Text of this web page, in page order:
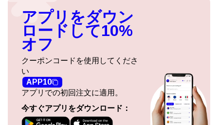
アプリをダウン
ロードして10%
オフ
クーポンコードを使用してくださ
い
APP10
アプリでの初回注文に適用。
今すぐアプリをダウンロード：